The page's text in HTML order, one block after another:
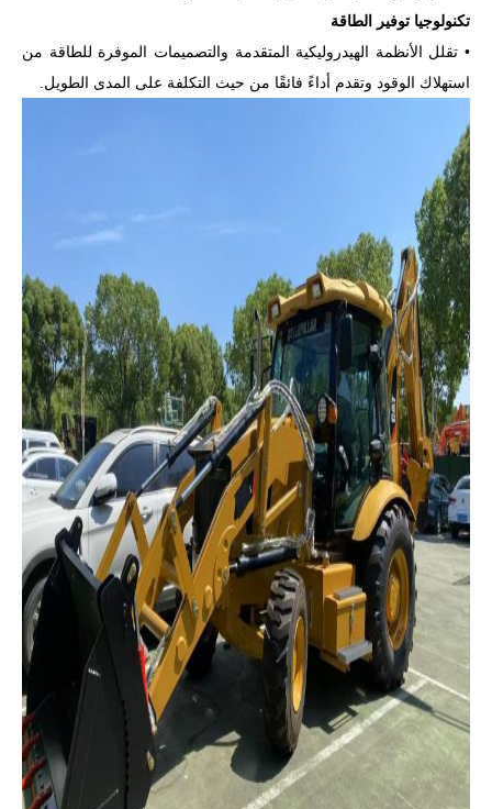
تكنولوجيا توفير الطاقة
• تقلل الأنظمة الهيدروليكية المتقدمة والتصميمات الموفرة للطاقة من
استهلاك الوقود وتقدم أداءً فائقًا من حيث التكلفة على المدى الطويل.